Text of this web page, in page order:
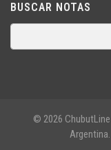
BUSCAR NOTAS
© 2026 ChubutLine